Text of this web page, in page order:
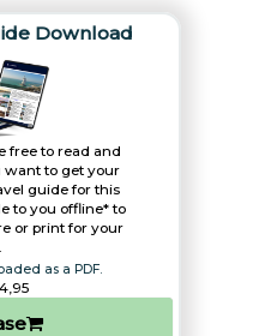
Download
free to read and
want to get your
guide for this
to you offline* to
or print for your
as a PDF.